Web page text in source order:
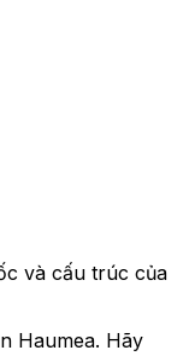
và cấu trúc của
Haumea. Hãy